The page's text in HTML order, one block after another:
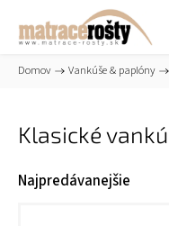
Domov / Vankúše & paplóny /
Klasické
Najpredávanejšie